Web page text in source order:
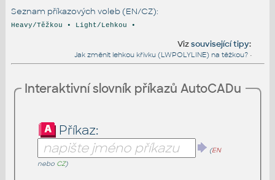
Seznam příkazových voleb (EN/CZ):
Heavy/Těžkou • Light/Lehkou •
Vizsouvisející tipy:
Jak změnit lehkou křivku (LWPOLYLINE) na těžkou? •
Interaktivní slovník příkazů AutoCADu
Příkaz:
(EN
nebo CZ)